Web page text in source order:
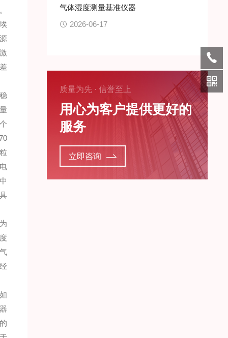
气体湿度测量基准仪器
2026-06-17
质量为先 · 信誉至上
用心为客户提供更好的
服务
立即咨询